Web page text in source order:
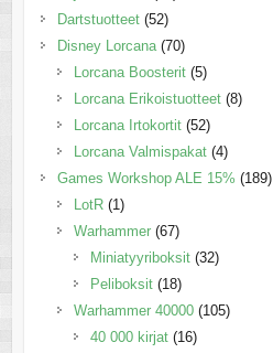
Dartstuotteet (52)
Disney Lorcana (70)
Lorcana Boosterit (5)
Lorcana Erikoistuotteet (8)
Lorcana Irtokortit (52)
Lorcana Valmispakat (4)
Games Workshop ALE 15% (189)
LotR (1)
Warhammer (67)
Miniatyyriboksit (32)
Peliboksit (18)
Warhammer 40000 (105)
40 000 kirjat (16)